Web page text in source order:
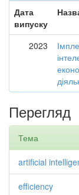
Дата
випуску
2023
Перегляд
Тема
artificial
efficiency